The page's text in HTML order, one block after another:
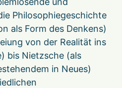
Philosophiegeschichte
als Form des Denkens)
von der Realität ins
bis Nietzsche (als
in Neues)